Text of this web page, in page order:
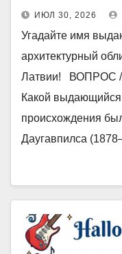
ИЮЛ 30, 2026
Угадайте имя
архитектурный
Латвии! ВОПРОС /
Какой выдающийся
происхождения
Даугавпилса